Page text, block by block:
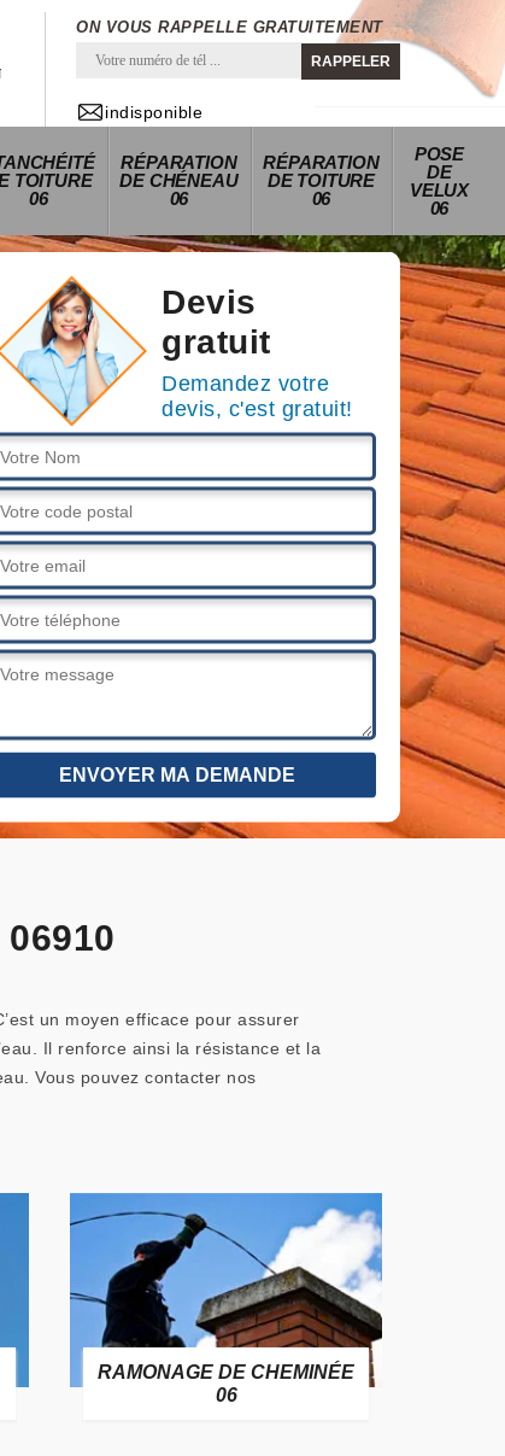
ON VOUS RAPPELLE GRATUITEMENT
indisponible
TOITURE
06
RÉPARATION
DE CHÉNEAU
06
RÉPARATION
DE TOITURE
06
POSE
DE
VELUX
06
Devis
gratuit
Demandez votre
devis, c'est gratuit!
un moyen efficace pour assurer
Il renforce ainsi la résistance et la
Vous pouvez contacter nos
RAMONAGE DE CHEMINÉE
06